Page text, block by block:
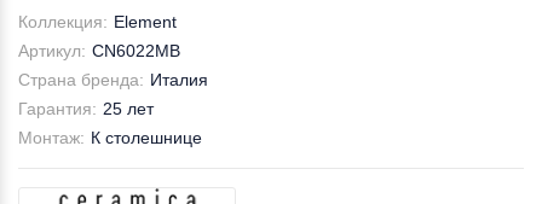
Коллекция: Element
Артикул: CN6022MB
Страна бренда: Италия
Гарантия: 25 лет
Монтаж: К столешнице